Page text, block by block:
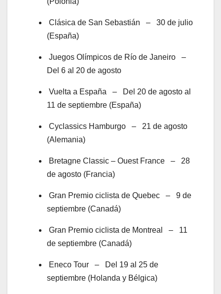
Clásica de San Sebastián – 30 de julio
(España)
Juegos Olímpicos de Río de Janeiro –
Del 6 al 20 de agosto
Vuelta a España – Del 20 de agosto al
11 de septiembre (España)
Cyclassics Hamburgo – 21 de agosto
(Alemania)
Bretagne Classic – Ouest France – 28
de agosto (Francia)
Gran Premio ciclista de Quebec – 9 de
septiembre (Canadá)
Gran Premio ciclista de Montreal – 11
de septiembre (Canadá)
Eneco Tour – Del 19 al 25 de
septiembre (Holanda y Bélgica)